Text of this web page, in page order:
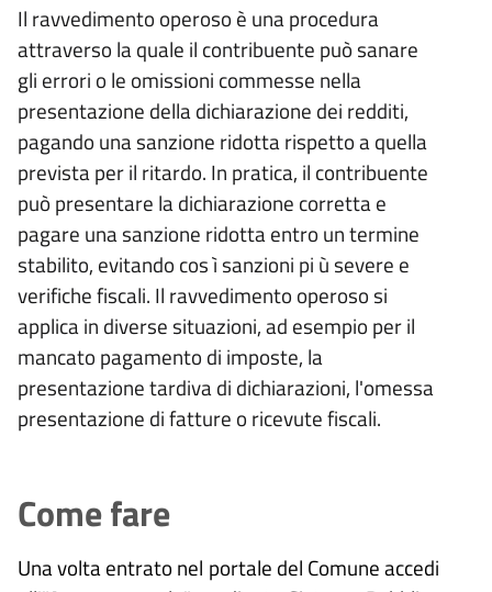
Il ravvedimento operoso è una procedura
attraverso la quale il contribuente può sanare
gli errori o le omissioni commesse nella
presentazione della dichiarazione dei redditi,
pagando una sanzione ridotta rispetto a quella
prevista per il ritardo. In pratica, il contribuente
può presentare la dichiarazione corretta e
pagare una sanzione ridotta entro un termine
stabilito, evitando cos ì sanzioni pi ù severe e
verifiche fiscali. Il ravvedimento operoso si
applica in diverse situazioni, ad esempio per il
mancato pagamento di imposte, la
presentazione tardiva di dichiarazioni, l'omessa
presentazione di fatture o ricevute fiscali.
Come fare
Una volta entrato nel portale del Comune accedi